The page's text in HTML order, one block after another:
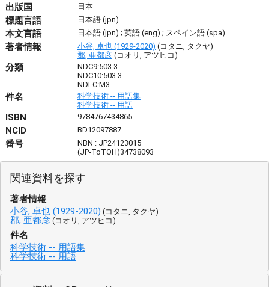
出版国 日本
標題言語 日本語 (jpn)
本文言語 日本語 (jpn) ; 英語 (eng) ; スペイン語 (spa)
著者情報 小谷, 卓也 (1929-2020) (コタニ, タクヤ)
郡, 亜都彦(コオリ, アツヒコ)
分類
NDC9:503.3
NDC10:503.3
NDLC:M3
件名
科学技術 -- 用語集
科学技術 -- 用語
ISBN 9784767434865
NCID BD12097887
番号
NBN : JP24123015
(JP-ToTOH)34738093
関連資料を探す
著者情報
小谷, 卓也 (1929-2020) (コタニ, タクヤ)
郡, 亜都彦 (コオリ, アツヒコ)
件名
科学技術 -- 用語集
科学技術 -- 用語